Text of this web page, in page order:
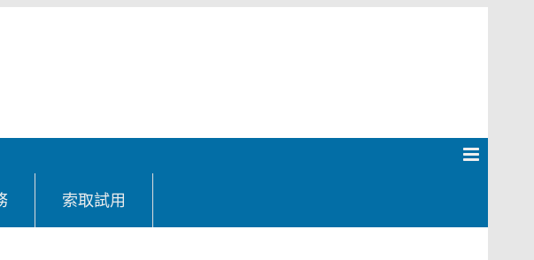
索取試用